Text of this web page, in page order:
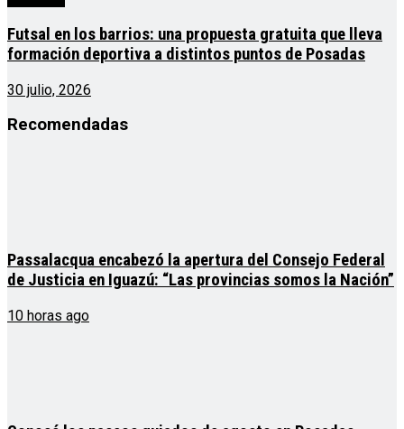
Futsal en los barrios: una propuesta gratuita que lleva
formación deportiva a distintos puntos de Posadas
30 julio, 2026
Recomendadas
Passalacqua encabezó la apertura del Consejo Federal
de Justicia en Iguazú: “Las provincias somos la Nación”
10 horas ago